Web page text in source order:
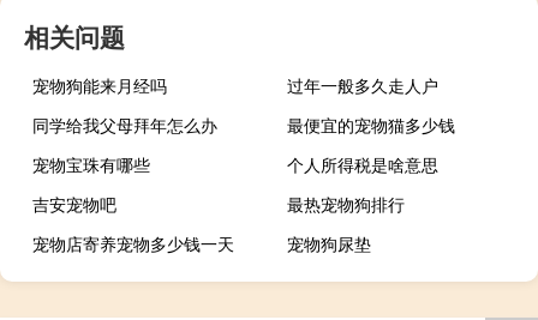
相关问题
宠物狗能来月经吗
过年一般多久走人户
同学给我父母拜年怎么办
最便宜的宠物猫多少钱
宠物宝珠有哪些
个人所得税是啥意思
吉安宠物吧
最热宠物狗排行
宠物店寄养宠物多少钱一天
宠物狗尿垫